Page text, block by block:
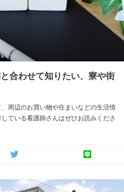
合わせて知りたい、寮や街
周辺のお買い物や住まいなどの生活情
ている看護師さんはぜひお読みくださ